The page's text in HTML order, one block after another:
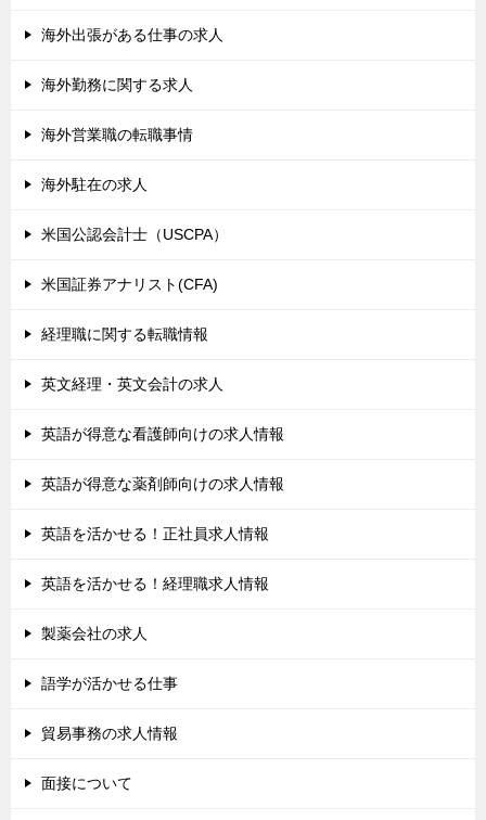
海外出張がある仕事の求人
海外勤務に関する求人
海外営業職の転職事情
海外駐在の求人
米国公認会計士（USCPA）
米国証券アナリスト(CFA)
経理職に関する転職情報
英文経理・英文会計の求人
英語が得意な看護師向けの求人情報
英語が得意な薬剤師向けの求人情報
英語を活かせる！正社員求人情報
英語を活かせる！経理職求人情報
製薬会社の求人
語学が活かせる仕事
貿易事務の求人情報
面接について